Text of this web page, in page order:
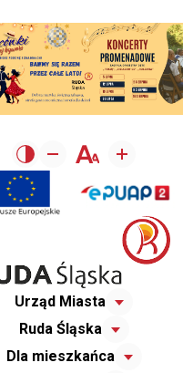
Urząd Miasta
Ruda Śląska
Dla mieszkańca